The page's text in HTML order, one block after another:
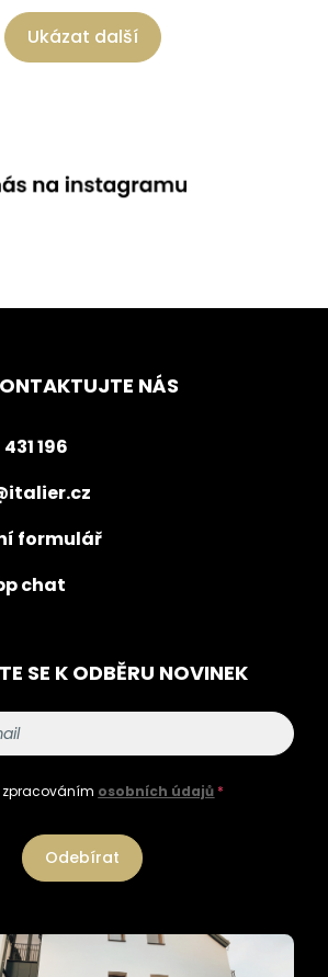
Ukázat další
NÁS
196
formulář
chat
SE K ODBĚRU NOVINEK
osobních údajů *
Odebírat